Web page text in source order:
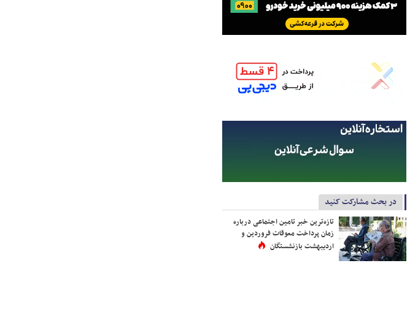
در بحث مشارکت کنید
تازه‌ترین خبر تامین اجتماعی درباره
زمان پرداخت معوقات فروردین و
اردیبهشت بازنشستگان